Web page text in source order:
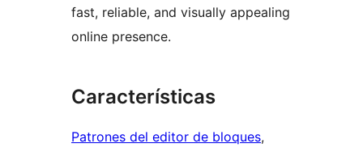
fast, reliable, and visually appealing
online presence.
Características
Patrones del editor de bloques